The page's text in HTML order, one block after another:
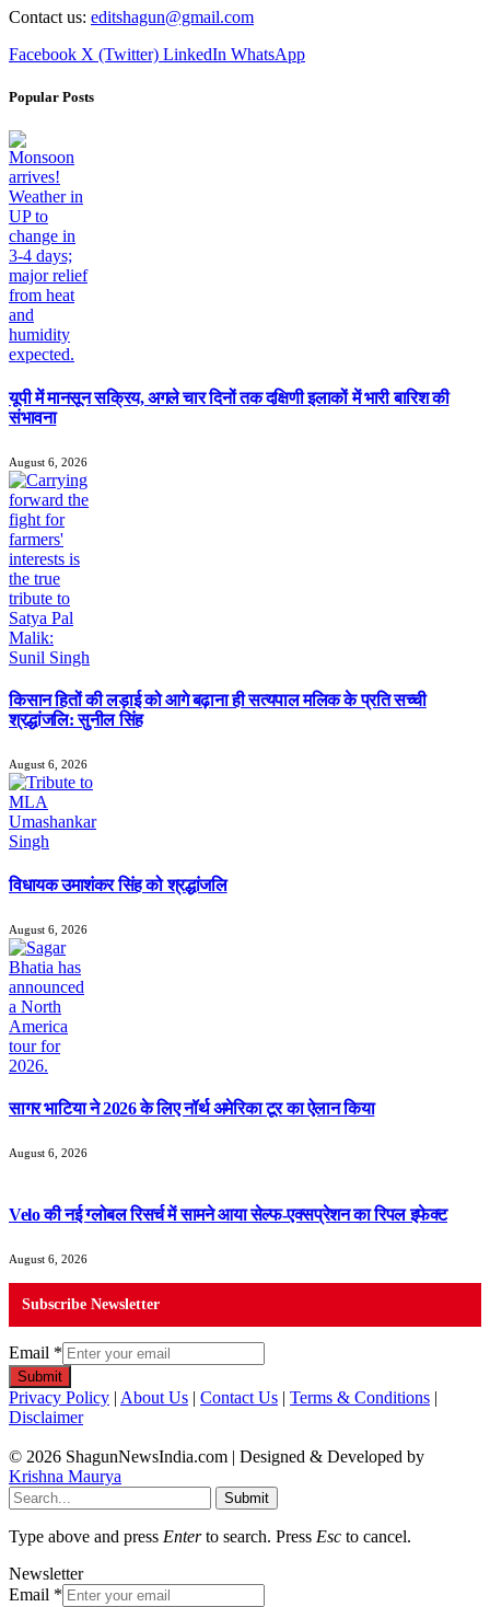
Contact us: editshagun@gmail.com
Facebook X (Twitter) LinkedIn WhatsApp
Popular Posts
यूपी में मानसून सक्रिय, अगले चार दिनों तक दक्षिणी इलाकों में भारी बारिश की
संभावना
August 6, 2026
किसान हितों की लड़ाई को आगे बढ़ाना ही सत्यपाल मलिक के प्रति सच्ची
श्रद्धांजलि: सुनील सिंह
August 6, 2026
विधायक उमाशंकर सिंह को श्रद्धांजलि
August 6, 2026
सागर भाटिया ने 2026 के लिए नॉर्थ अमेरिका टूर का ऐलान किया
August 6, 2026
Velo की नई ग्लोबल रिसर्च में सामने आया सेल्फ-एक्सप्रेशन का रिपल इफेक्ट
August 6, 2026
Subscribe Newsletter
Email *
Submit
Privacy Policy | About Us | Contact Us | Terms & Conditions |
Disclaimer
© 2026 ShagunNewsIndia.com | Designed & Developed by
Krishna Maurya
Submit
Type above and press Enterto search. Press Esc to cancel.
Newsletter
Email *